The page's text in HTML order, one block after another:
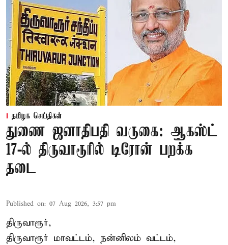
தமிழக செய்திகள்
துணை ஜனாதிபதி வருகை: ஆகஸ்ட்
17-ல் திருவாரூரில் டிரோன் பறக்க
தடை
Published on: 07 Aug 2026, 3:57 pm
திருவாரூர்,
திருவாரூர் மாவட்டம், நன்னிலம் வட்டம்,